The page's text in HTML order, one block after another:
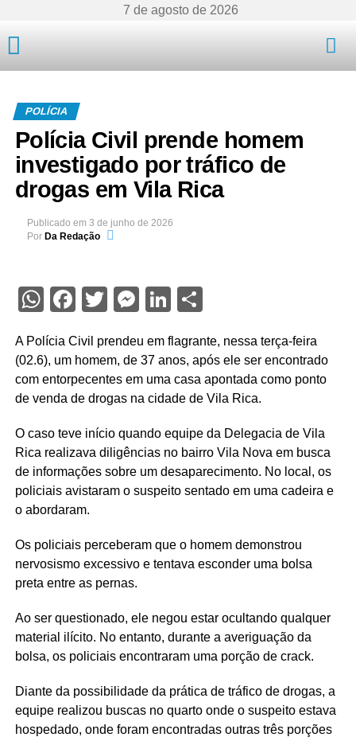
7 de agosto de 2026
POLÍCIA
Polícia Civil prende homem
investigado por tráfico de
drogas em Vila Rica
Publicado em 3 de junho de 2026
Por Da Redação
WhatsApp
Facebook
Twitter
Messenger
LinkedIn
Share
A Polícia Civil prendeu em flagrante, nessa terça-feira
(02.6), um homem, de 37 anos, após ele ser encontrado
com entorpecentes em uma casa apontada como ponto
de venda de drogas na cidade de Vila Rica.
O caso teve início quando equipe da Delegacia de Vila
Rica realizava diligências no bairro Vila Nova em busca
de informações sobre um desaparecimento. No local, os
policiais avistaram o suspeito sentado em uma cadeira e
o abordaram.
Os policiais perceberam que o homem demonstrou
nervosismo excessivo e tentava esconder uma bolsa
preta entre as pernas.
Ao ser questionado, ele negou estar ocultando qualquer
material ilícito. No entanto, durante a averiguação da
bolsa, os policiais encontraram uma porção de crack.
Diante da possibilidade da prática de tráfico de drogas, a
equipe realizou buscas no quarto onde o suspeito estava
hospedado, onde foram encontradas outras três porções